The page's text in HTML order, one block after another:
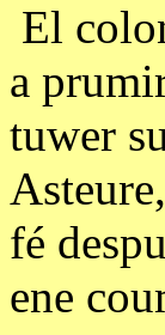
El
a
tuwer
fé
ene